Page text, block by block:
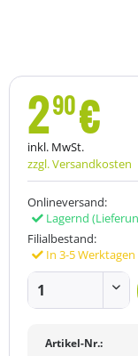
290€
inkl. MwSt.
zzgl. Versandkosten
Onlineversand:
Lagernd
Filialbestand:
In 3-5
Artikel-Nr.: